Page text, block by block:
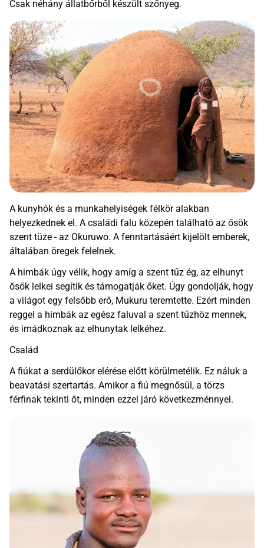
Csak néhány állatbőrből készült szőnyeg.
A kunyhók és a munkahelyiségek félkör alakban
helyezkednek el. A családi falu közepén található az ősök
szent tüze - az Okuruwo. A fenntartásáért kijelölt emberek,
általában öregek felelnek.
A himbák úgy vélik, hogy amíg a szent tűz ég, az elhunyt
ősök lelkei segítik és támogatják őket. Úgy gondolják, hogy
a világot egy felsőbb erő, Mukuru teremtette. Ezért minden
reggel a himbák az egész faluval a szent tűzhöz mennek,
és imádkoznak az elhunytak lelkéhez.
Család
A fiúkat a serdülőkor elérése előtt körülmetélik. Ez náluk a
beavatási szertartás. Amikor a fiú megnősül, a törzs
férfinak tekinti őt, minden ezzel járó következménnyel.